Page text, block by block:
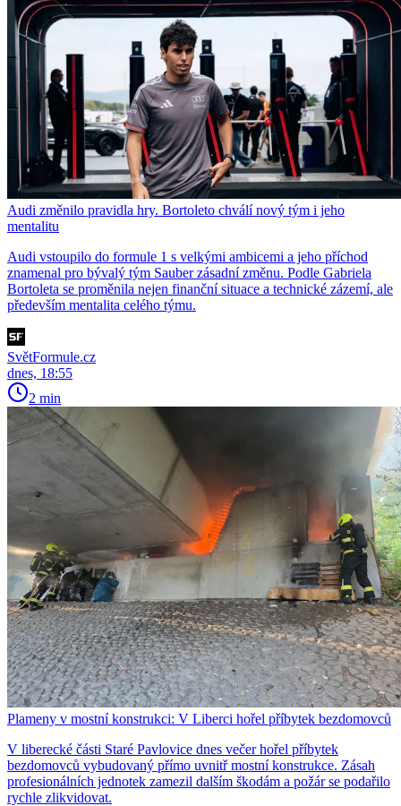
Audi změnilo pravidla hry. Bortoleto chválí nový tým i jeho
mentalitu
Audi vstoupilo do formule 1 s velkými ambicemi a jeho příchod
znamenal pro bývalý tým Sauber zásadní změnu. Podle Gabriela
Bortoleta se proměnila nejen finanční situace a technické zázemí, ale
především mentalita celého týmu.
SvětFormule.cz
dnes, 18:55
2 min
Plameny v mostní konstrukci: V Liberci hořel příbytek bezdomovců
V liberecké části Staré Pavlovice dnes večer hořel příbytek
bezdomovců vybudovaný přímo uvnitř mostní konstrukce. Zásah
profesionálních jednotek zamezil dalším škodám a požár se podařilo
rychle zlikvidovat.